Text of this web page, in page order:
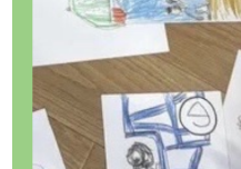
児童発達支援